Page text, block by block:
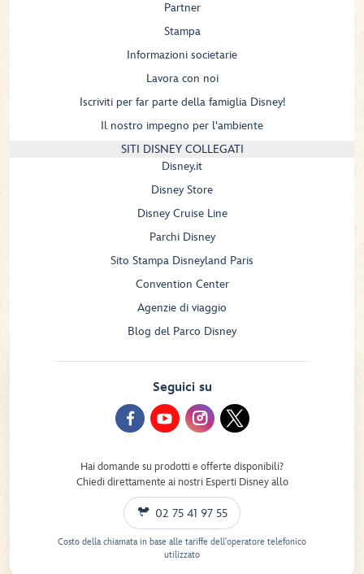
Partner
Stampa
Informazioni societarie
Lavora con noi
Iscriviti per far parte della famiglia Disney!
Il nostro impegno per l'ambiente
SITI DISNEY COLLEGATI
Disney.it
Disney Store
Disney Cruise Line
Parchi Disney
Sito Stampa Disneyland Paris
Convention Center
Agenzie di viaggio
Blog del Parco Disney
Seguici su
Hai domande su prodotti e offerte disponibili?
Chiedi direttamente ai nostri Esperti Disney allo
02 75 41 97 55
Costo della chiamata in base alle tariffe dell'operatore telefonico
utilizzato